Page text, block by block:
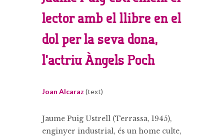
lector amb el llibre en el
dol per la seva dona,
l’actriu Àngels Poch
Joan Alcaraz (text)
Jaume Puig Ustrell (Terrassa, 1945),
enginyer industrial, és un home culte,